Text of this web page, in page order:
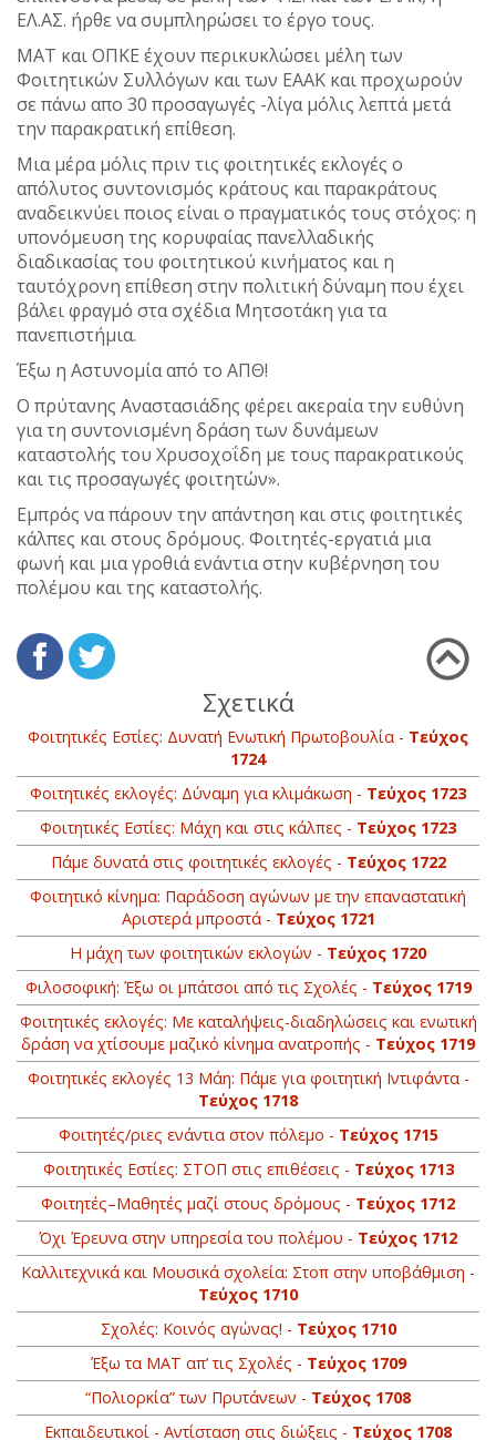
ΕΛ.ΑΣ. ήρθε να συμπληρώσει το έργο τους.
ΜΑΤ και ΟΠΚΕ έχουν περικυκλώσει μέλη των
Φοιτητικών Συλλόγων και των ΕΑΑΚ και προχωρούν
σε πάνω απο 30 προσαγωγές -λίγα μόλις λεπτά μετά
την παρακρατική επίθεση.
Μια μέρα μόλις πριν τις φοιτητικές εκλογές ο
απόλυτος συντονισμός κράτους και παρακράτους
αναδεικνύει ποιος είναι ο πραγματικός τους στόχος: η
υπονόμευση της κορυφαίας πανελλαδικής
διαδικασίας του φοιτητικού κινήματος και η
ταυτόχρονη επίθεση στην πολιτική δύναμη που έχει
βάλει φραγμό στα σχέδια Μητσοτάκη για τα
πανεπιστήμια.
Έξω η Αστυνομία από το ΑΠΘ!
Ο πρύτανης Αναστασιάδης φέρει ακεραία την ευθύνη
για τη συντονισμένη δράση των δυνάμεων
καταστολής του Χρυσοχοΐδη με τους παρακρατικούς
και τις προσαγωγές φοιτητών».
Εμπρός να πάρουν την απάντηση και στις φοιτητικές
κάλπες και στους δρόμους. Φοιτητές-εργατιά μια
φωνή και μια γροθιά ενάντια στην κυβέρνηση του
πολέμου και της καταστολής.
Σχετικά
Φοιτητικές Εστίες: Δυνατή Ενωτική Πρωτοβουλία - Τεύχος
1724
Φοιτητικές εκλογές: Δύναμη για κλιμάκωση - Τεύχος 1723
Φοιτητικές Εστίες: Μάχη και στις κάλπες - Τεύχος 1723
Πάμε δυνατά στις φοιτητικές εκλογές - Τεύχος 1722
Φοιτητικό κίνημα: Παράδοση αγώνων με την επαναστατική
Αριστερά μπροστά - Τεύχος 1721
Η μάχη των φοιτητικών εκλογών - Τεύχος 1720
Φιλοσοφική: Έξω οι μπάτσοι από τις Σχολές - Τεύχος 1719
Φοιτητικές εκλογές: Με καταλήψεις-διαδηλώσεις και ενωτική
δράση να χτίσουμε μαζικό κίνημα ανατροπής - Τεύχος 1719
Φοιτητικές εκλογές 13 Μάη: Πάμε για φοιτητική Ιντιφάντα -
Τεύχος 1718
Φοιτητές/ριες ενάντια στον πόλεμο - Τεύχος 1715
Φοιτητικές Εστίες: ΣΤΟΠ στις επιθέσεις - Τεύχος 1713
Φοιτητές–Μαθητές μαζί στους δρόμους - Τεύχος 1712
Όχι Έρευνα στην υπηρεσία του πολέμου - Τεύχος 1712
Καλλιτεχνικά και Μουσικά σχολεία: Στοπ στην υποβάθμιση -
Τεύχος 1710
Σχολές: Κοινός αγώνας! - Τεύχος 1710
Έξω τα ΜΑΤ απ’ τις Σχολές - Τεύχος 1709
“Πολιορκία” των Πρυτάνεων - Τεύχος 1708
Εκπαιδευτικοί - Αντίσταση στις διώξεις - Τεύχος 1708